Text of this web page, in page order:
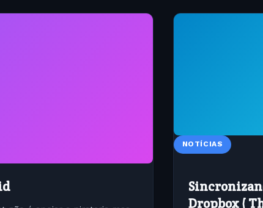
NOTÍCIAS
Dropbox (